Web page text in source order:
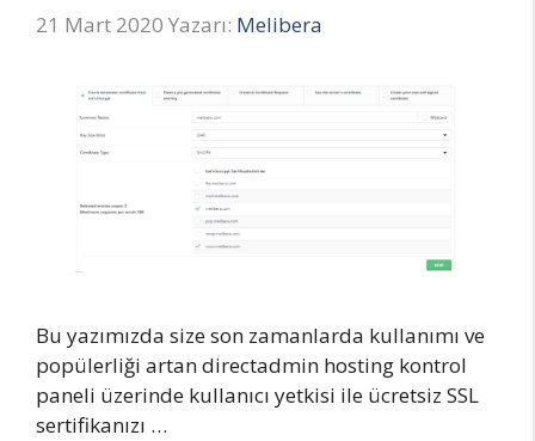
21 Mart 2020 Yazarı: Melibera
Bu yazımızda size son zamanlarda kullanımı ve
popülerliği artan directadmin hosting kontrol
paneli üzerinde kullanıcı yetkisi ile ücretsiz SSL
sertifikanızı …